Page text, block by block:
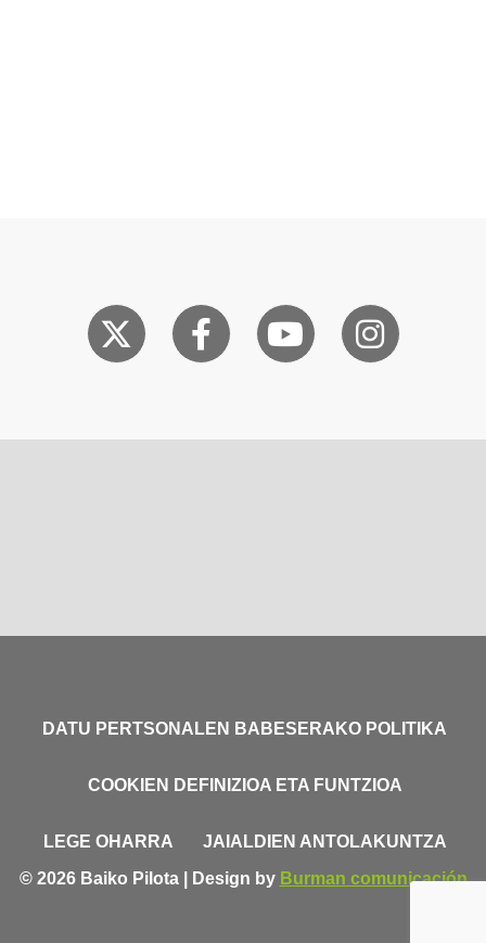
DATU PERTSONALEN BABESERAKO POLITIKA
COOKIEN DEFINIZIOA ETA FUNTZIOA
LEGE OHARRA
JAIALDIEN ANTOLAKUNTZA
© 2026 Baiko Pilota | Design by Burman comunicación